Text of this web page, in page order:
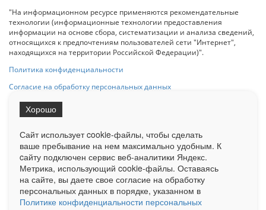
"На информационном ресурсе применяются рекомендательные
технологии (информационные технологии предоставления
информации на основе сбора, систематизации и анализа сведений,
относящихся к предпочтениям пользователей сети "Интернет",
находящихся на территории Российской Федерации)".
Политика конфиденциальности
Согласие на обработку персональных данных
на Сетевое издание «ОрелТаймс» обязательна.
Ограниченная статистика посещаемости доступна на сайте
Liveinternet.ru . Подробная статистика для рекламодателей по запросу
у менеджера.
Реклама Документы О нас Контакты
Сайт использует cookie-файлы, чтобы сделать
ваше пребывание на нем максимально удобным. К
cайту подключен сервис веб-аналитики Яндекс.
Метрика, использующий cookie-файлы. Оставаясь
на сайте, вы даете свое согласие на обработку
персональных данных в порядке, указанном в
Политике конфиденциальности персональных
Хорошо